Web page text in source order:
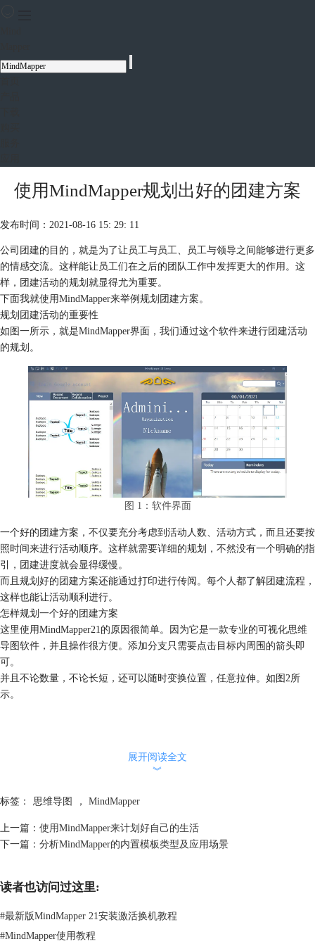
使用MindMapper规划出好的团建方案
发布时间：2021-08-16 15: 29: 11
公司团建的目的，就是为了让员工与员工、员工与领导之间能够进行更多
的情感交流。这样能让员工们在之后的团队工作中发挥更大的作用。这
样，团建活动的规划就显得尤为重要。
下面我就使用MindMapper来举例规划团建方案。
规划团建活动的重要性
如图一所示，就是MindMapper界面，我们通过这个软件来进行团建活动
的规划。
图 1：软件界面
一个好的团建方案，不仅要充分考虑到活动人数、活动方式，而且还要按
照时间来进行活动顺序。这样就需要详细的规划，不然没有一个明确的指
引，团建进度就会显得缓慢。
而且规划好的团建方案还能通过打印进行传阅。每个人都了解团建流程，
这样也能让活动顺利进行。
怎样规划一个好的团建方案
这里使用MindMapper21的原因很简单。因为它是一款专业的可视化思维
导图软件，并且操作很方便。添加分支只需要点击目标内周围的箭头即
可。
并且不论数量，不论长短，还可以随时变换位置，任意拉伸。如图2所
示。
图 2：分支添加
动需要持续到一天时间。这样我们首先要分开好时间，像是上午和下午就
是大时间。开始时间和结束也要先确定好。
同时也要进行休息时间的确定。这样就能让参与人员充分享受活动。如图
展开阅读全文
︾
标签： 思维导图 ， MindMapper
上一篇： 使用MindMapper来计划好自己的生活
下一篇： 分析MindMapper的内置模板类型及应用场景
读者也访问过这里:
#最新版MindMapper 21安装激活换机教程
#MindMapper使用教程